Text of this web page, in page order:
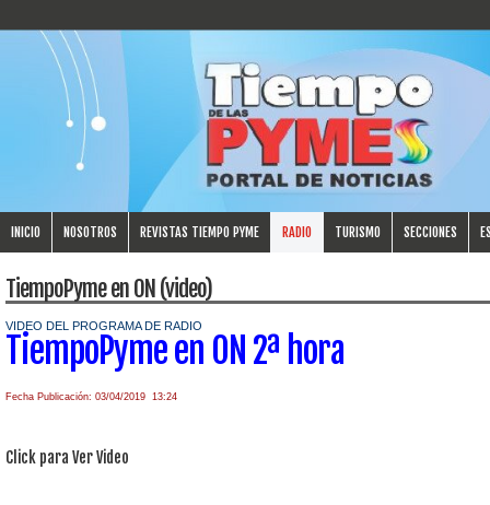
INICIO NOSOTROS REVISTAS TIEMPO PYME RADIO TURISMO SECCIONES
TiempoPyme en ON (video)
VIDEO DEL PROGRAMA DE RADIO
TiempoPyme en ON 2ª hora
Fecha Publicación: 03/04/2019 13:24
Click para Ver Video